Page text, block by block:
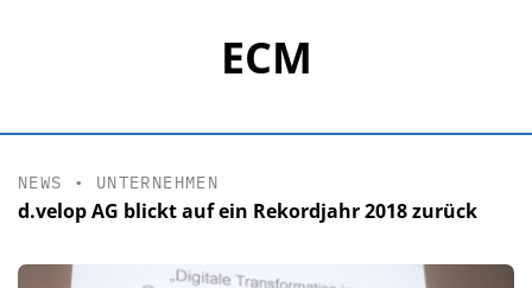
ECM
NEWS • UNTERNEHMEN
d.velop AG blickt auf ein Rekordjahr 2018 zurück